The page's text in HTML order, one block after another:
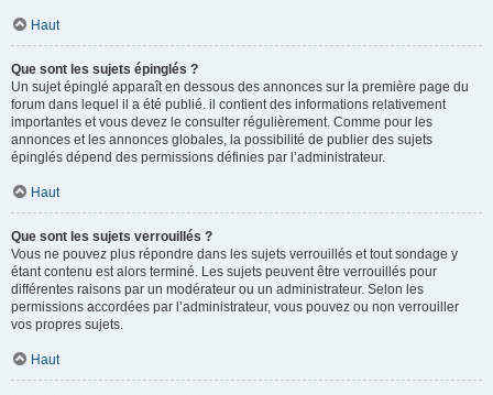
Haut
Que sont les sujets épinglés ?
Un sujet épinglé apparaît en dessous des annonces sur la première page du
forum dans lequel il a été publié. il contient des informations relativement
importantes et vous devez le consulter régulièrement. Comme pour les
annonces et les annonces globales, la possibilité de publier des sujets
épinglés dépend des permissions définies par l’administrateur.
Haut
Que sont les sujets verrouillés ?
Vous ne pouvez plus répondre dans les sujets verrouillés et tout sondage y
étant contenu est alors terminé. Les sujets peuvent être verrouillés pour
différentes raisons par un modérateur ou un administrateur. Selon les
permissions accordées par l’administrateur, vous pouvez ou non verrouiller
vos propres sujets.
Haut